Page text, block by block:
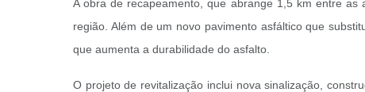
A obra de recapeamento, que abrange 1,5 km entre
região. Além de um novo pavimento asfáltico que
que aumenta a durabilidade do asfalto.
O projeto de revitalização inclui nova sinalização,